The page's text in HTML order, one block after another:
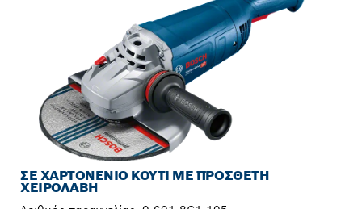
ΣΕ ΧΑΡΤΟΝΈΝΙΟ ΚΟΥΤΊ ΜΕ ΠΡΌΣΘΕΤΗ
ΧΕΙΡΟΛΑΒΉ